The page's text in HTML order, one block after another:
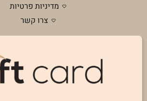
מדיניות פרטיות
צרו קשר